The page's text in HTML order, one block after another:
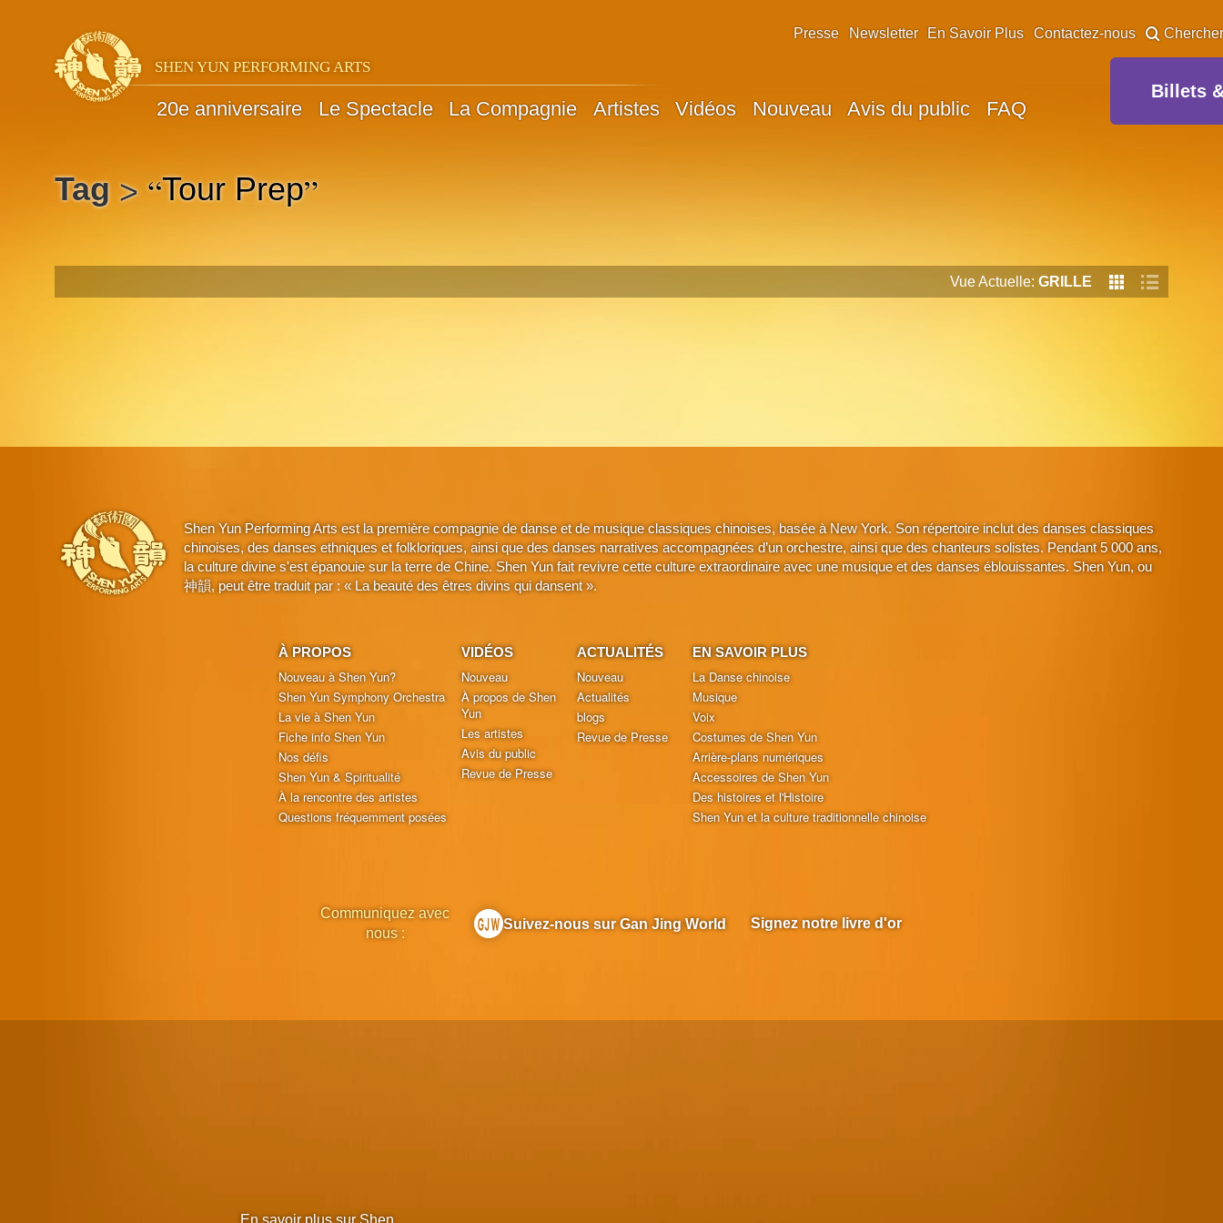
SHEN YUN PERFORMING ARTS
20e anniversaire Le Spectacle La Compagnie Artistes Vidéos Nouveau Avis du public FAQ
Presse Newsletter En Savoir Plus Contactez-nous Chercher
Billets
Tag> “Tour Prep”
Vue Actuelle: GRILLE
Shen Yun Performing Arts est la première compagnie de danse et de musique classiques chinoises, basée à New York. Son répertoire inclut des danses classiques
chinoises, des danses ethniques et folkloriques, ainsi que des danses narratives accompagnées d’un orchestre, ainsi que des chanteurs solistes. Pendant 5 000 ans,
la culture divine s'est épanouie sur la terre de Chine. Shen Yun fait revivre cette culture extraordinaire avec une musique et des danses éblouissantes. Shen Yun, ou
神韻, peut être traduit par : « La beauté des êtres divins qui dansent ».
À PROPOS
Nouveau à Shen Yun?
Shen Yun Symphony Orchestra
La vie à Shen Yun
Fiche info Shen Yun
Nos défis
Shen Yun & Spiritualité
À la rencontre des artistes
Questions fréquemment posées
VIDÉOS
Nouveau
À propos de Shen
Yun
Les artistes
Avis du public
Revue de Presse
ACTUALITÉS
Nouveau
Actualités
blogs
Revue de Presse
EN SAVOIR PLUS
La Danse chinoise
Musique
Voix
Costumes de Shen Yun
Arrière-plans numériques
Accessoires de Shen Yun
Des histoires et l'Histoire
Shen Yun et la culture traditionnelle chinoise
Communiquez avec
nous :
Suivez-nous sur Gan Jing World Signez notre livre d'or